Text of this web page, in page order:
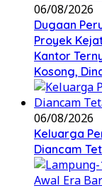
06/08/2026
Dugaan
Proyek
Kantor
Kosong,
06/08/2026
Keluarga
Diancam